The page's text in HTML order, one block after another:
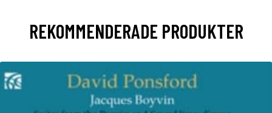
REKOMMENDERADE PRODUKTER